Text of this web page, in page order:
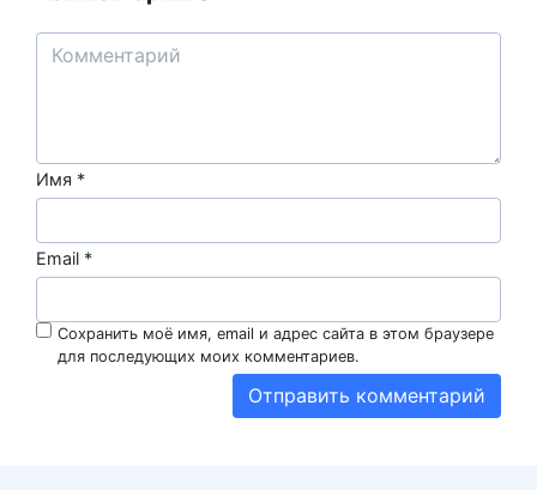
Имя *
Email *
Сохранить моё имя, email и адрес сайта в этом браузере
для последующих моих комментариев.